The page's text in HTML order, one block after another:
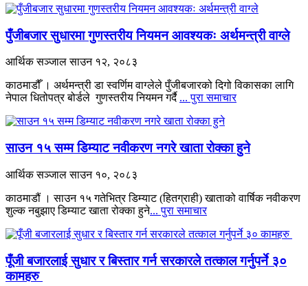
पुँजीबजार सुधारमा गुणस्तरीय नियमन आवश्यकः अर्थमन्त्री वाग्ले
आर्थिक सञ्जालसाउन १२, २०८३
काठमाडौँ । अर्थमन्त्री डा स्वर्णिम वाग्लेले पुँजीबजारको दिगो विकासका लागि
नेपाल धितोपत्र बोर्डले गुणस्तरीय नियमन गर्दै ... पुरा समाचार
साउन १५ सम्म डिम्याट नवीकरण नगरे खाता रोक्का हुने
आर्थिक सञ्जालसाउन १०, २०८३
काठमाडौं । साउन १५ गतेभित्र डिम्याट (हितग्राही) खाताको वार्षिक नवीकरण
शुल्क नबुझाए डिम्याट खाता रोक्का हुने... पुरा समाचार
पूँजी बजारलाई सुधार र बिस्तार गर्न सरकारले तत्काल गर्नुपर्ने ३०
कामहरु